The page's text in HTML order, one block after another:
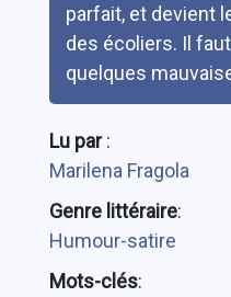
parfait, et devient
des écoliers. Il
quelques
Lu par:
Marilena Fragola
Genre littéraire:
Humour-satire
Mots-clés: